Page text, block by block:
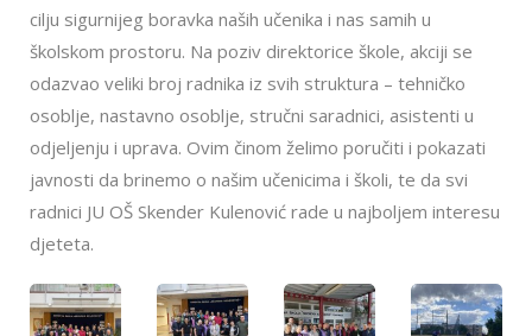
cilju sigurnijeg boravka naših učenika i nas samih u
školskom prostoru. Na poziv direktorice škole, akciji se
odazvao veliki broj radnika iz svih struktura – tehničko
osoblje, nastavno osoblje, stručni saradnici, asistenti u
odjeljenju i uprava. Ovim činom želimo poručiti i pokazati
javnosti da brinemo o našim učenicima i školi, te da svi
radnici JU OŠ Skender Kulenović rade u najboljem interesu
djeteta.